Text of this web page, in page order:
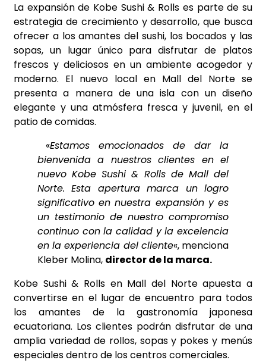
La expansión de Kobe Sushi & Rolls es parte de su
estrategia de crecimiento y desarrollo, que busca
ofrecer a los amantes del sushi, los bocados y las
sopas, un lugar único para disfrutar de platos
frescos y deliciosos en un ambiente acogedor y
moderno. El nuevo local en Mall del Norte se
presenta a manera de una isla con un diseño
elegante y una atmósfera fresca y juvenil, en el
patio de comidas.
«Estamos emocionados de dar la
bienvenida a nuestros clientes en el
nuevo Kobe Sushi & Rolls de Mall del
Norte. Esta apertura marca un logro
significativo en nuestra expansión y es
un testimonio de nuestro compromiso
continuo con la calidad y la excelencia
en la experiencia del cliente«, menciona
Kleber Molina, director de la marca.
Kobe Sushi & Rolls en Mall del Norte apuesta a
convertirse en el lugar de encuentro para todos
los amantes de la gastronomía japonesa
ecuatoriana. Los clientes podrán disfrutar de una
amplia variedad de rollos, sopas y pokes y menús
especiales dentro de los centros comerciales.